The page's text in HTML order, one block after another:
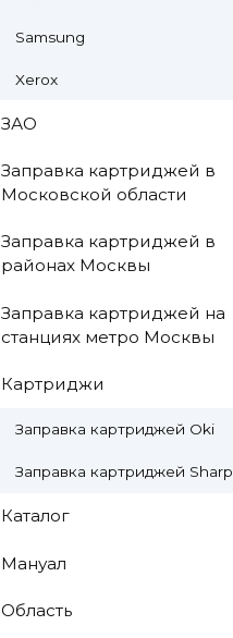
Samsung
Xerox
ЗАО
Заправка картриджей в
Московской области
Заправка картриджей в
районах Москвы
Заправка картриджей на
станциях метро Москвы
Картриджи
Заправка картриджей Oki
Заправка картриджей Sharp
Каталог
Мануал
Область